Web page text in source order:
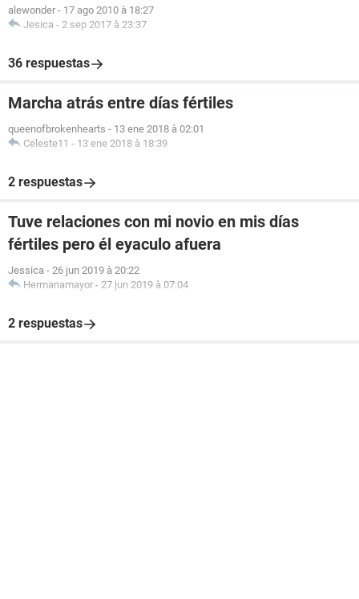
alewonder - 17 ago 2010 à 18:27
Jesica - 2 sep 2017 à 23:37
36 respuestas
Marcha atrás entre días fértiles
queenofbrokenhearts - 13 ene 2018 à 02:01
Celeste11 - 13 ene 2018 à 18:39
2 respuestas
Tuve relaciones con mi novio en mis días
fértiles pero él eyaculo afuera
Jessica - 26 jun 2019 à 20:22
Hermanamayor - 27 jun 2019 à 07:04
2 respuestas